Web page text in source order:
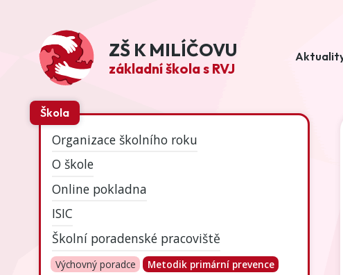
ZŠ K MILÍČOVU
základní škola s RVJ
Škola
Organizace školního roku
O škole
Online pokladna
ISIC
Školní poradenské pracoviště
Výchovný poradce
Metodik primární prevence